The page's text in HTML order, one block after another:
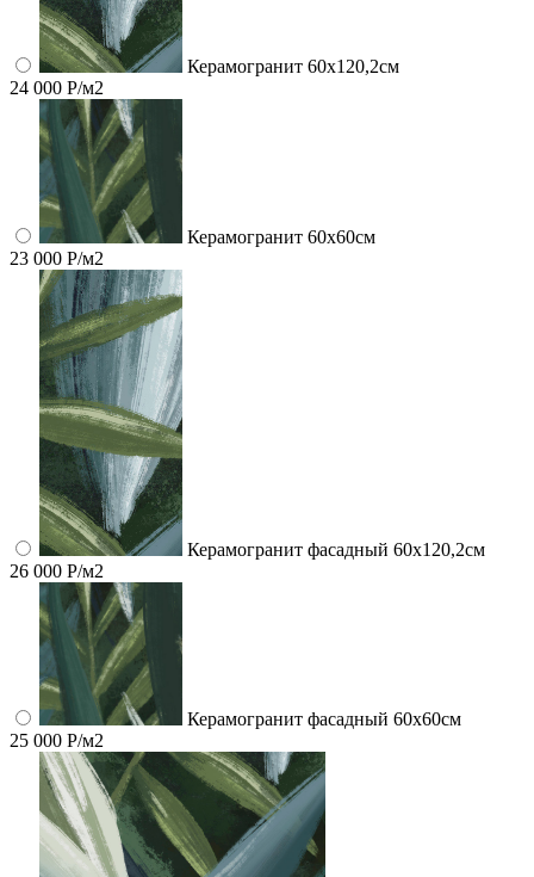
Керамогранит 60x120,2см
24 000 Р/м2
Керамогранит 60x60см
23 000 Р/м2
Керамогранит фасадный 60x120,2см
26 000 Р/м2
Керамогранит фасадный 60x60см
25 000 Р/м2